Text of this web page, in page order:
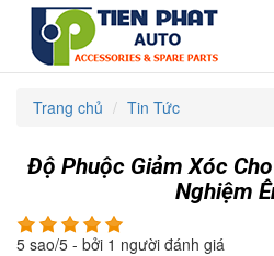
Trang chủ Tin Tức
Độ Phuộc Giảm Xóc
Nghiệm
5 sao/5 - bởi 1 người đánh giá